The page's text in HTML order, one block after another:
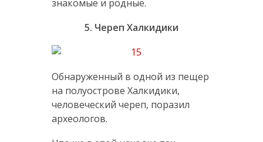
знакомые и родные.
5. Череп Халкидики
Обнаруженный в одной из пещер
на полуострове Халкидики,
человеческий череп, поразил
археологов.